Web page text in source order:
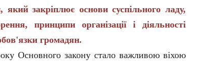
закріплює основи суспільного ладу,
принципи організації і діяльності
громадян.
Основного закону стало важливою віхою